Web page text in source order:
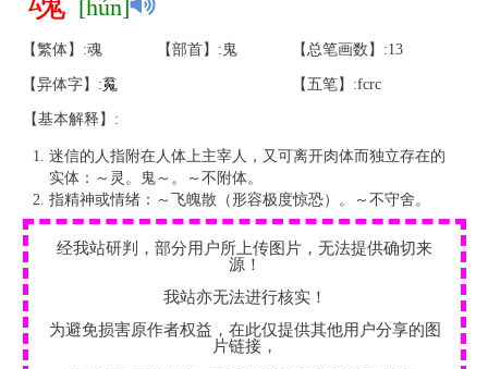
[hún]
【繁体】:魂 【部首】:鬼 【总笔画数】:13
【异体字】:䰟 【五笔】:fcrc
【基本解释】:
迷信的人指附在人体上主宰人，又可离开肉体而独立存在的
实体：～灵。鬼～。～不附体。
指精神或情绪：～飞魄散（形容极度惊恐）。～不守舍。
经我站研判，部分用户所上传图片，无法提供确切来
源！
我站亦无法进行核实！
为避免损害原作者权益，在此仅提供其他用户分享的图
片链接，